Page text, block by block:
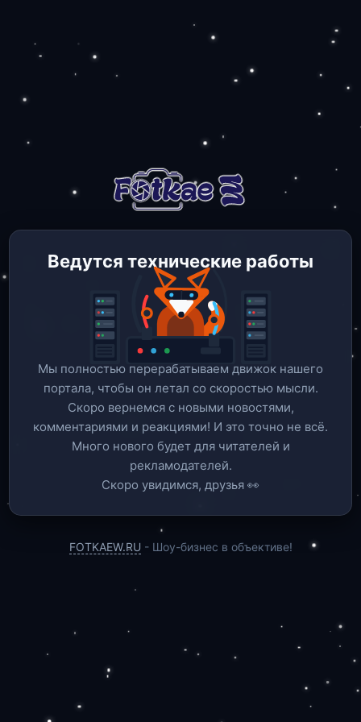
Ведутся технические работы
Мы полностью перерабатываем движок нашего
портала, чтобы он летал со скоростью мысли.
Скоро вернемся c новыми новостями,
комментариями и реакциями! И это точно не всё.
Много нового будет для читателей и
рекламодателей.
Скоро увидимся, друзья 👀
FOTKAEW.RU - Шоу-бизнес в объективе!